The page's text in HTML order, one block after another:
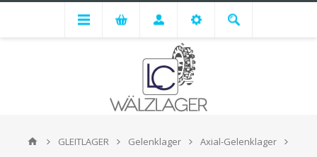
GLEITLAGER Gelenklager
Axial-Gelenklager